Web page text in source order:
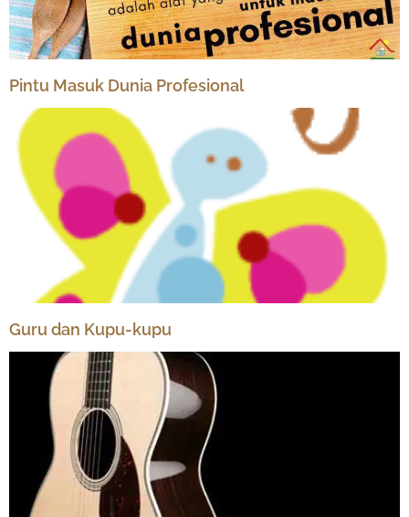
Pintu Masuk Dunia Profesional
Guru dan Kupu-kupu